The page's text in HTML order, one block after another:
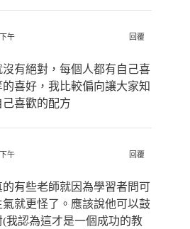
午 回覆
有絕對，每個人都有自己喜
喜好，我比較偏向讓大家知
喜歡的配方
午 回覆
有些老師就因為學習者問可
就更怪了。應該說他可以鼓
我認為這才是一個成功的教